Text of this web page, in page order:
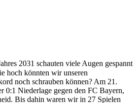
2031 schauten viele Augen gespannt
hoch könnten wir unseren
noch schrauben können? Am 21.
0:1 Niederlage gegen den FC Bayern,
Bis dahin waren wir in 27 Spielen